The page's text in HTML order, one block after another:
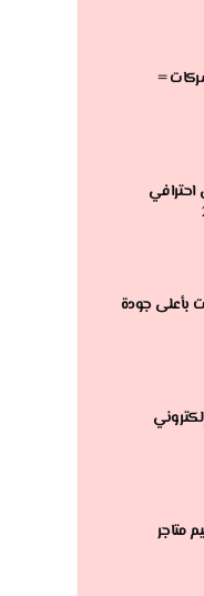
=
احترافي
بأعلى جودة
متاجر